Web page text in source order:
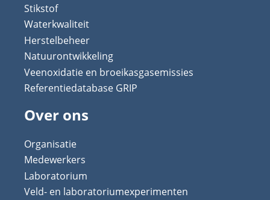
Stikstof
Waterkwaliteit
Herstelbeheer
Natuurontwikkeling
Veenoxidatie en broeikasgasemissies
Referentiedatabase GRIP
Over ons
Organisatie
Medewerkers
Laboratorium
Veld- en laboratoriumexperimenten